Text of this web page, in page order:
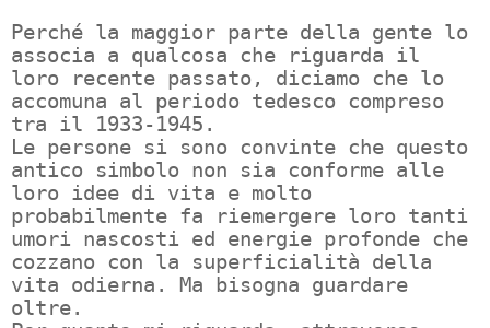
Perché la maggior parte della gente lo
associa a qualcosa che riguarda il
loro recente passato, diciamo che lo
accomuna al periodo tedesco compreso
tra il 1933-1945.
Le persone si sono convinte che questo
antico simbolo non sia conforme alle
loro idee di vita e molto
probabilmente fa riemergere loro tanti
umori nascosti ed energie profonde che
cozzano con la superficialità della
vita odierna. Ma bisogna guardare
oltre.